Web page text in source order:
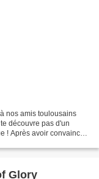
nos amis toulousains
découvre pas d'un
! Après avoir convaincu
of Glory